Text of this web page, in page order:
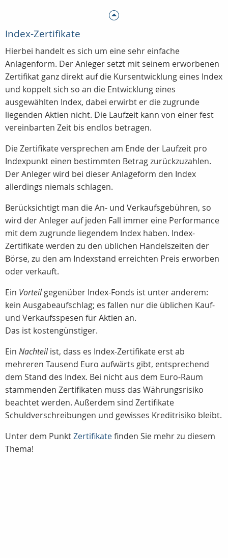
Index-Zertifikate
Hierbei handelt es sich um eine sehr einfache
Anlagenform. Der Anleger setzt mit seinem erworbenen
Zertifikat ganz direkt auf die Kursentwicklung eines Index
und koppelt sich so an die Entwicklung eines
ausgewählten Index, dabei erwirbt er die zugrunde
liegenden Aktien nicht. Die Laufzeit kann von einer fest
vereinbarten Zeit bis endlos betragen.
Die Zertifikate versprechen am Ende der Laufzeit pro
Indexpunkt einen bestimmten Betrag zurückzuzahlen.
Der Anleger wird bei dieser Anlageform den Index
allerdings niemals schlagen.
Berücksichtigt man die An- und Verkaufsgebühren, so
wird der Anleger auf jeden Fall immer eine Performance
mit dem zugrunde liegendem Index haben. Index-
Zertifikate werden zu den üblichen Handelszeiten der
Börse, zu den am Indexstand erreichten Preis erworben
oder verkauft.
Ein Vorteilgegenüber Index-Fonds ist unter anderem:
kein Ausgabeaufschlag; es fallen nur die üblichen Kauf-
und Verkaufsspesen für Aktien an.
Das ist kostengünstiger.
Ein Nachteilist, dass es Index-Zertifikate erst ab
mehreren Tausend Euro aufwärts gibt, entsprechend
dem Stand des Index. Bei nicht aus dem Euro-Raum
stammenden Zertifikaten muss das Währungsrisiko
beachtet werden. Außerdem sind Zertifikate
Schuldverschreibungen und gewisses Kreditrisiko bleibt.
Unter dem PunktZertifikatefinden Sie mehr zu diesem
Thema!